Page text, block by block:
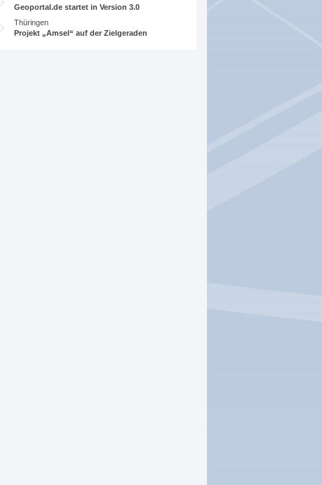
Geoportal.de startet in Version 3.0
Thüringen
Projekt „Amsel“ auf der Zielgeraden